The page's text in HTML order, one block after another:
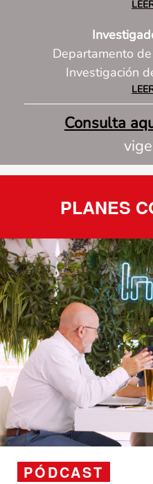
Departamento
Investigación
Consulta
PLANES
PÓDCAST